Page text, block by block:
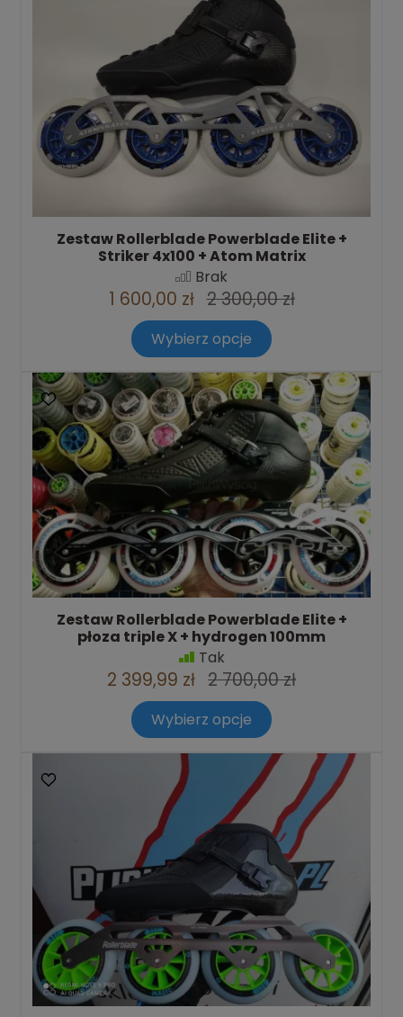
Zestaw Rollerblade Powerblade Elite +
Striker 4x100 + Atom Matrix
Brak
1 600,00 zł 2 300,00 zł
Wybierz opcje
Zestaw Rollerblade Powerblade Elite +
płoza triple X + hydrogen 100mm
Tak
2 399,99 zł 2 700,00 zł
Wybierz opcje